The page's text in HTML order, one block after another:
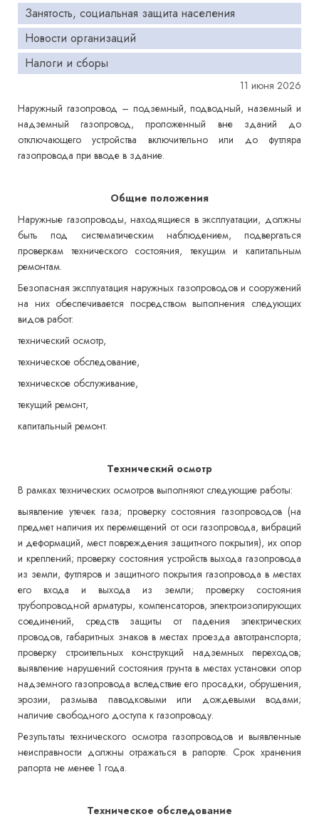
Занятость, социальная защита населения
Новости организаций
Налоги и сборы
11 июня 2026
Наружный газопровод – подземный, подводный, наземный и
надземный газопровод, проложенный вне зданий до
отключающего устройства включительно или до футляра
газопровода при вводе в здание.
Общие положения
Наружные газопроводы, находящиеся в эксплуатации, должны
быть под систематическим наблюдением, подвергаться
проверкам технического состояния, текущим и капитальным
ремонтам.
Безопасная эксплуатация наружных газопроводов и сооружений
на них обеспечивается посредством выполнения следующих
видов работ:
технический осмотр,
техническое обследование,
техническое обслуживание,
текущий ремонт,
капитальный ремонт.
Технический осмотр
В рамках технических осмотров выполняют следующие работы:
выявление утечек газа; проверку состояния газопроводов (на
предмет наличия их перемещений от оси газопровода, вибраций
и деформаций, мест повреждения защитного покрытия), их опор
и креплений; проверку состояния устройств выхода газопровода
из земли, футляров и защитного покрытия газопровода в местах
его входа и выхода из земли; проверку состояния
трубопроводной арматуры, компенсаторов, электроизолирующих
соединений, средств защиты от падения электрических
проводов, габаритных знаков в местах проезда автотранспорта;
проверку строительных конструкций надземных переходов;
выявление нарушений состояния грунта в местах установки опор
надземного газопровода вследствие его просадки, обрушения,
эрозии, размыва паводковыми или дождевыми водами;
наличие свободного доступа к газопроводу.
Результаты технического осмотра газопроводов и выявленные
неисправности должны отражаться в рапорте. Срок хранения
рапорта не менее 1 года.
Техническое обследование